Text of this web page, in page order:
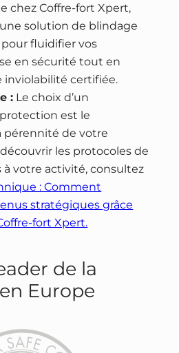
chez Coffre-fort Xpert,
solution de blindage
fluidifier vos
en sécurité tout en
inviolabilité certifiée.
: Le choix d’un
est le
pérennité de votre
les protocoles de
à votre activité, consultez
: Comment
stratégiques grâce
fort Xpert.
de la
Europe